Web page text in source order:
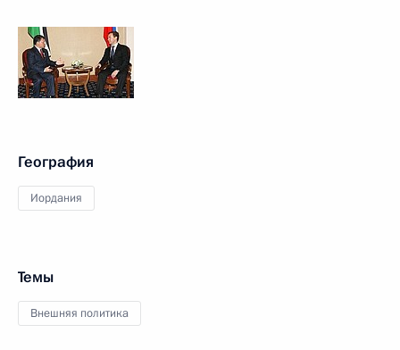
География
Иордания
Темы
Внешняя политика